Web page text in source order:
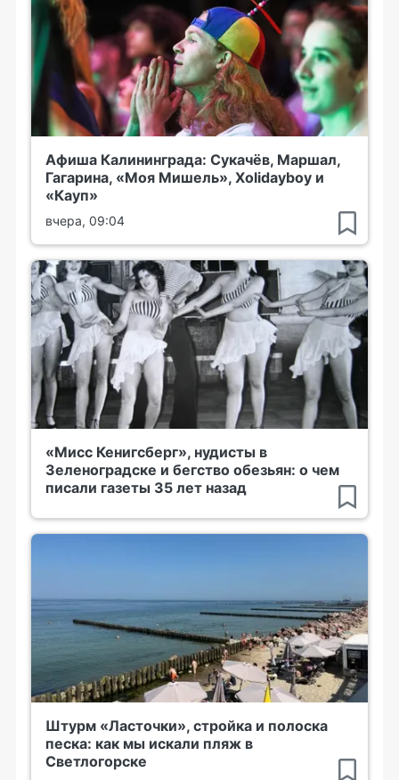
Афиша Калининграда: Сукачёв, Маршал,
Гагарина, «Моя Мишель», Xolidayboy и
«Кауп»
вчера, 09:04
«Мисс Кенигсберг», нудисты в
Зеленоградске и бегство обезьян: о чем
писали газеты 35 лет назад
Штурм «Ласточки», стройка и полоска
песка: как мы искали пляж в
Светлогорске